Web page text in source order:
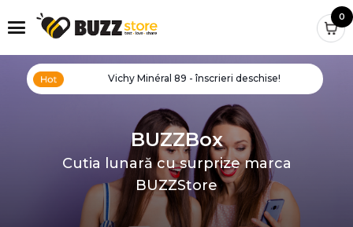
0
Vichy Minéral 89 - înscrieri deschise!
BUZZBox
Cutia lunară cu surprize marca
BUZZStore